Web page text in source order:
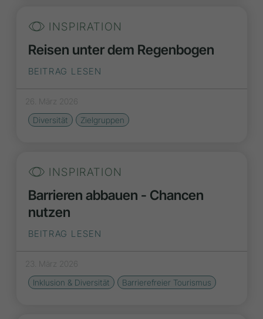
INSPIRATION
Reisen unter dem Regenbogen
BEITRAG LESEN
26. März 2026
Diversität
Zielgruppen
INSPIRATION
Barrieren abbauen - Chancen
nutzen
BEITRAG LESEN
23. März 2026
Inklusion & Diversität
Barrierefreier Tourismus